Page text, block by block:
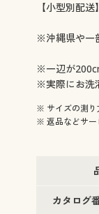
【小型別配送】
※沖縄県や一
※一辺が
※実際にお洗
※ サイズの測り
※ 返品などサー
カタログ